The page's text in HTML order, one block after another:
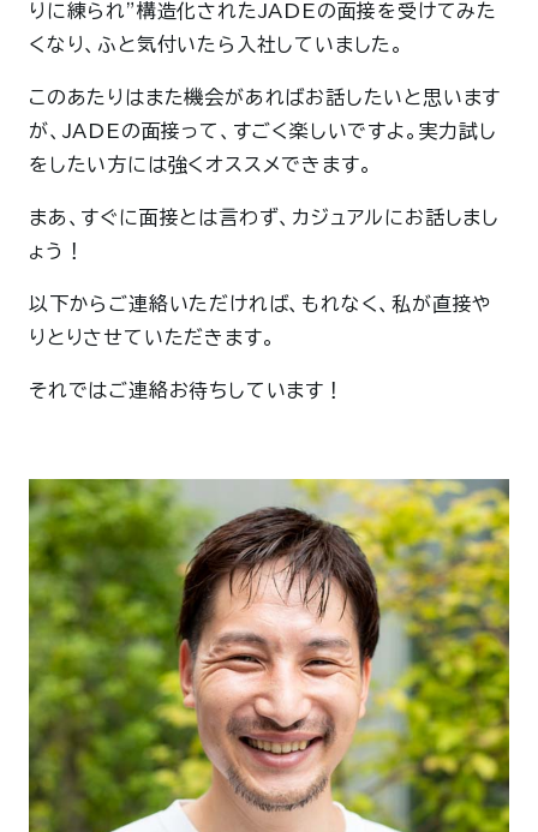
りに練られ”構造化されたJADEの面接を受けてみた
くなり、ふと気付いたら入社していました。
このあたりはまた機会があればお話したいと思います
が、JADEの面接って、すごく楽しいですよ。実力試し
をしたい方には強くオススメできます。
まあ、すぐに面接とは言わず、カジュアルにお話しまし
ょう！
以下からご連絡いただければ、もれなく、私が直接や
りとりさせていただきます。
それではご連絡お待ちしています！